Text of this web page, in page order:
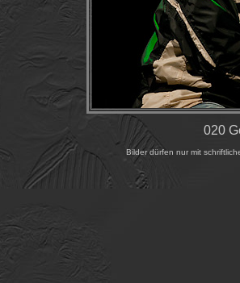
020
Bilder dürfen nur mit